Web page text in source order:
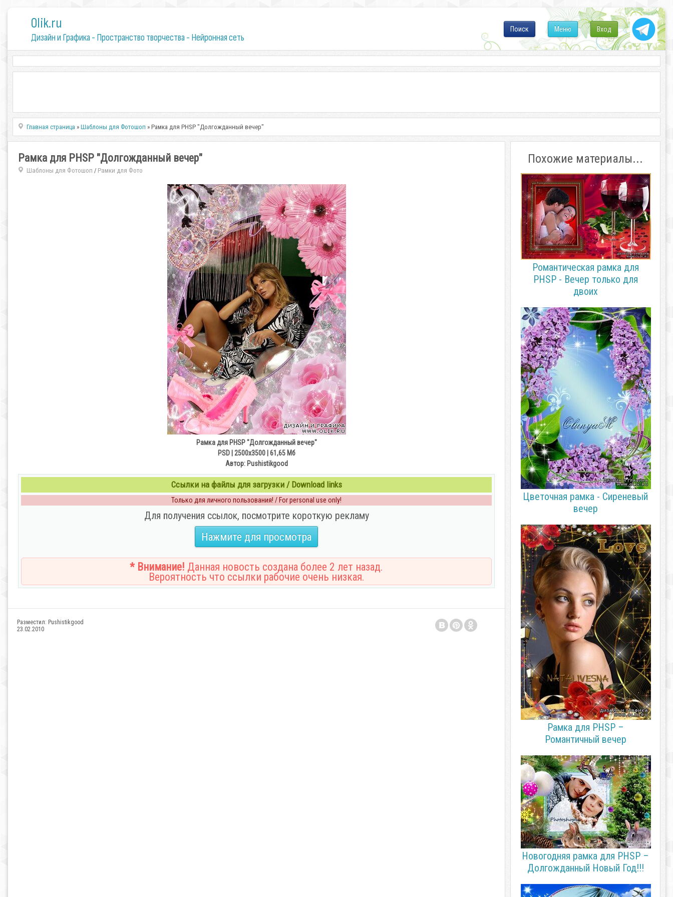
0lik.ru
Дизайн и Графика - Пространство творчества - Нейронная сеть
Вход
Меню
Поиск
Главная страница »Шаблоны для Фотошоп » Рамка для PHSP "Долгожданный вечер"
Рамка для PHSP "Долгожданный вечер"
Шаблоны для Фотошоп / Рамки для Фото
Рамка для PHSP "Долгожданный вечер"
PSD | 2500x3500 | 61,65 Мб
Автор: Pushistikgood
Ссылки на файлы для загрузки / Download links
Только для личного пользования! / For personal use only!
Для получения ссылок, посмотрите короткую рекламу
Нажмите для просмотра
* Внимание! Данная новость создана более 2 лет назад.
Вероятность что ссылки рабочие очень низкая.
Разместил: Pushistikgood
23.02.2010
Похожие материалы...
Романтическая рамка для
PHSP - Вечер только для
двоих
Цветочная рамка - Сиреневый
вечер
Рамка для PHSP –
Романтичный вечер
Новогодняя рамка для PHSP –
Долгожданный Новый Год!!!